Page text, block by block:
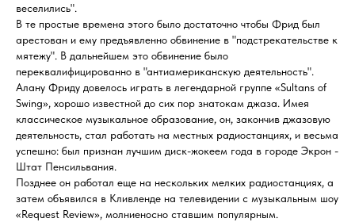
веселились".
В те простые времена этого было достаточно чтобы Фрид был
арестован и ему предъявленно обвинение в "подстрекательстве к
мятежу". В дальнейшем это обвинение было
переквалифицированно в "антиамериканскую деятельность".
Алану Фриду довелось играть в легендарной группе «Sultans of
Swing», хорошо известной до сих пор знатокам джаза. Имея
классическое музыкальное образование, он, закончив джазовую
деятельность, стал работать на местных радиостанциях, и весьма
успешно: был признан лучшим диск-жокеем года в городе Экрон -
Штат Пенсильвания.
Позднее он работал еще на нескольких мелких радиостанциях, а
затем объявился в Кливленде на телевидении с музыкальным шоу
«Request Review», молниеносно ставшим популярным.